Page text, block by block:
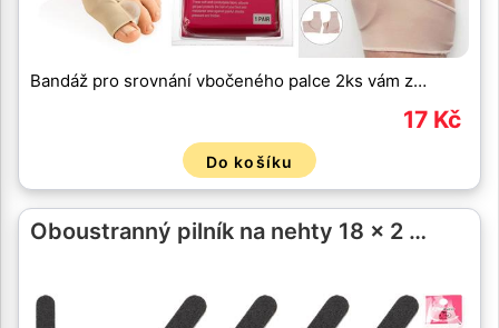
Bandáž pro srovnání vbočeného palce 2ks vám z…
17 Kč
Do košíku
Oboustranný pilník na nehty 18 x 2 …